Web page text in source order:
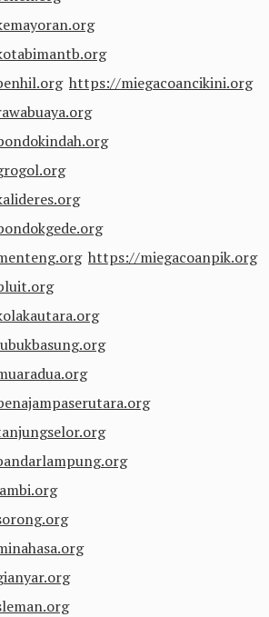
https://miegacoancikini.org
https://miegacoanpik.org